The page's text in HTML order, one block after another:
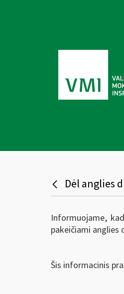
Dėl anglies
Informuojame,
pakeičiami anglies
Šis informacinis